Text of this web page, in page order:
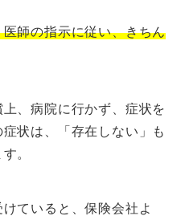
師の指示に従い、きちん
、病院に行かず、症状を
状は、「存在しない」も
。
ていると、保険会社よ